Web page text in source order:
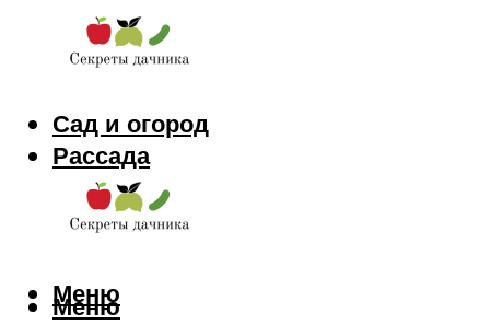
Сад и огород
Рассада
Цветы
Заготовки
Меню
Меню